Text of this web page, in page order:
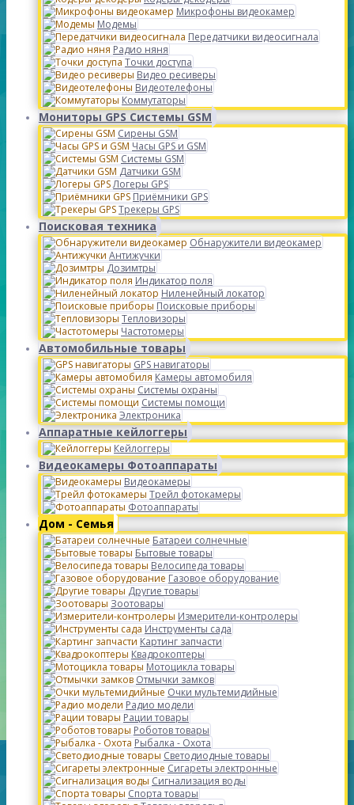
Микрофоны видеокамер
Модемы
Передатчики видеосигнала
Радио няня
Точки доступа
Видео ресиверы
Видеотелефоны
Коммутаторы
Мониторы GPS Системы GSM
Сирены GSM
Часы GPS и GSM
Системы GSM
Датчики GSM
Логеры GPS
Приёмники GPS
Трекеры GPS
Поисковая техника
Обнаружители видеокамер
Антижучки
Дозимтры
Индикатор поля
Ниленейный локатор
Поисковые приборы
Тепловизоры
Частотомеры
Автомобильные товары
GPS навигаторы
Камеры автомобиля
Системы охраны
Системы помощи
Электроника
Аппаратные кейлоггеры
Кейлоггеры
Видеокамеры Фотоаппараты
Видеокамеры
Трейл фотокамеры
Фотоаппараты
Дом - Семья
Батареи солнечные
Бытовые товары
Велосипеда товары
Газовое оборудование
Другие товары
Зоотовары
Измерители-контролеры
Инструменты сада
Картинг запчасти
Квадрокоптеры
Мотоцикла товары
Отмычки замков
Очки мультемидийные
Радио модели
Рации товары
Роботов товары
Рыбалка - Охота
Светодиодные товары
Сигареты электронные
Сигнализация воды
Спорта товары